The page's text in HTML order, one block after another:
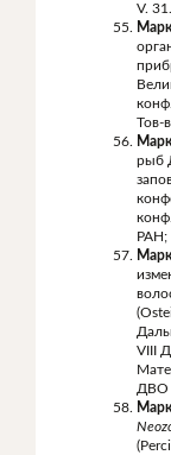
V.
Тов-
рыб
РАН;
VIII
ДВО